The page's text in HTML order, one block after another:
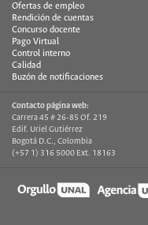
Ofertas de empleo
Rendición de cuentas
Concurso docente
Pago Virtual
Control interno
Calidad
Buzón de notificaciones
Contacto página web:
Carrera 45 # 26-85 Of. 219
Edif. Uriel Gutiérrez
Bogotá D.C., Colombia
(+57 1) 316 5000 Ext. 18163